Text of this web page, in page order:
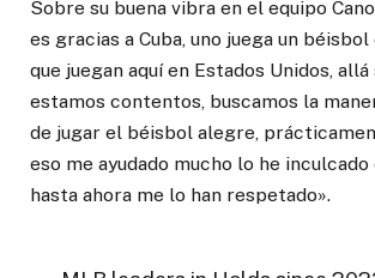
Sobre su buena vibra en el equipo
es gracias a Cuba, uno juega un
que juegan aquí en Estados Unidos,
estamos contentos, buscamos la
de jugar el béisbol alegre,
eso me ayudado mucho lo he
hasta ahora me lo han respetado».